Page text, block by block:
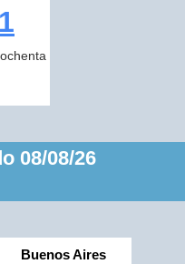
08/08/26
Buenos Aires